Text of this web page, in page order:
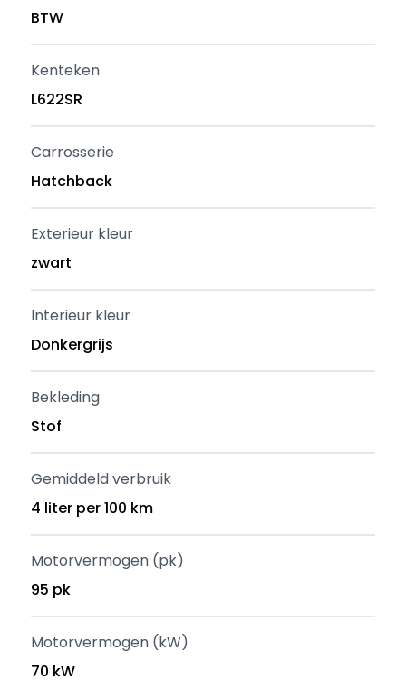
BTW
Kenteken
L622SR
Carrosserie
Hatchback
Exterieur kleur
zwart
Interieur kleur
Donkergrijs
Bekleding
Stof
Gemiddeld verbruik
4 liter per 100 km
Motorvermogen (pk)
95 pk
Motorvermogen (kW)
70 kW